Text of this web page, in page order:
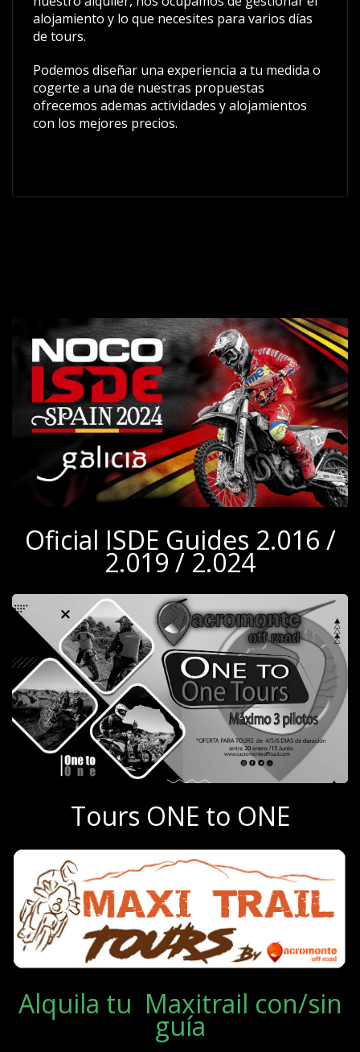
alojamiento y lo que necesites para varios días
de tours.
Podemos diseñar una experiencia a tu medida o
cogerte a una de nuestras propuestas
ofrecemos ademas actividades y alojamientos
con los mejores precios.
Oficial ISDE Guides 2.016 /
2.019 / 2.024
Tours ONE to ONE
Alquila tu Maxitrail con/sin
guía